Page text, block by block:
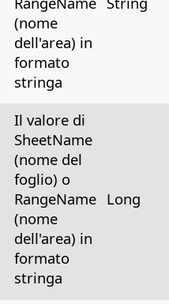
(nome
dell'area) in
formato
stringa
Il valore di
SheetName
(nome del
foglio) o
RangeName
(nome
dell'area) in
formato
stringa
Long